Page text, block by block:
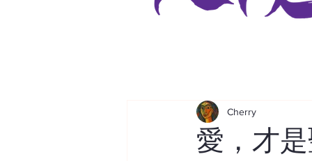
愛，才
Cherry